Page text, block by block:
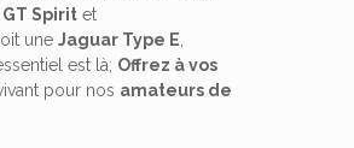
GT Spirit et
uneJaguar Type E
est là; Offrez à vos
pour nos amateurs de